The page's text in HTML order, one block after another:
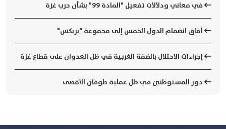
في معاني ودلالات تفعيل "المادة 99" بشأن حرب غزة
آفاق انضمام الدول الخمس إلى مجموعة "بريكس"
إجراءات الاحتلال بالضفة الغربية في ظل العدوان على قطاع غزة
دور المستوطنين في ظل عملية طوفان الأقصى